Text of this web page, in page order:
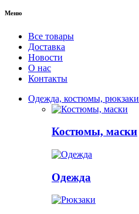
Меню
Все товары
Доставка
Новости
О нас
Контакты
Одежда, костюмы, рюкзаки
Костюмы, маски
Одежда